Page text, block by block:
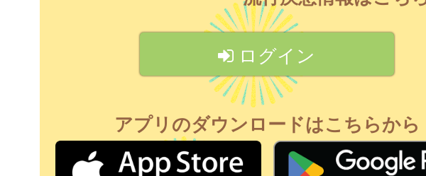
ログイン
アプリのダウンロードはこちらから